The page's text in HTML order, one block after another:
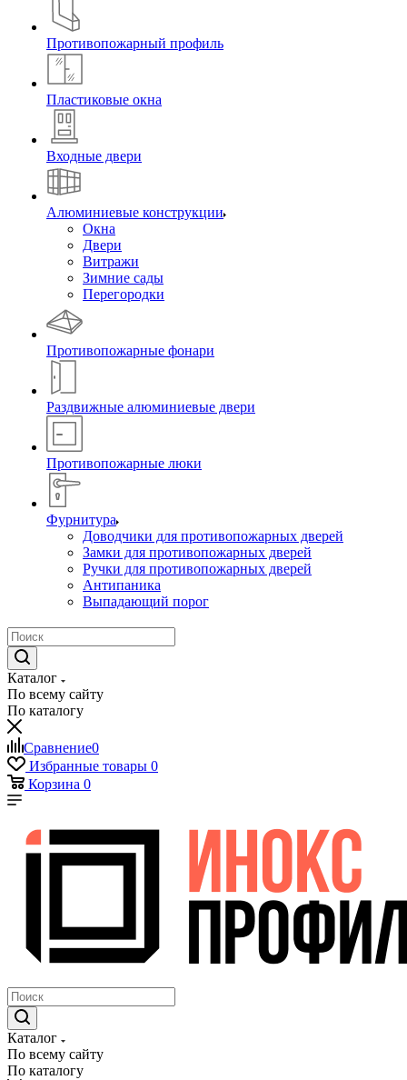
Противопожарный профиль
Пластиковые окна
Входные двери
Алюминиевые конструкции
Окна
Двери
Витражи
Зимние сады
Перегородки
Противопожарные фонари
Раздвижные алюминиевые двери
Противопожарные люки
Фурнитура
Доводчики для противопожарных дверей
Замки для противопожарных дверей
Ручки для противопожарных дверей
Антипаника
Выпадающий порог
Каталог
По всему сайту
По каталогу
Сравнение0
Избранные товары 0
Корзина 0
Каталог
По всему сайту
По каталогу